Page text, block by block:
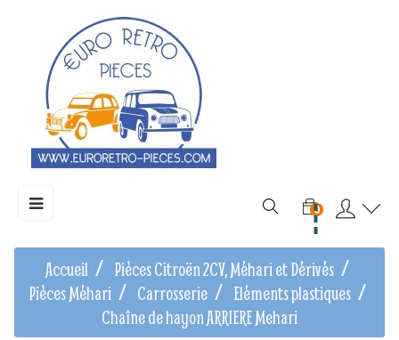
Basculer
☰ 0
Accueil
Pièces Citroën 2CV, Méhari et Dérivés
Pièces Méhari
Carrosserie
Eléments plastiques
Chaîne de hayon ARRIERE Mehari